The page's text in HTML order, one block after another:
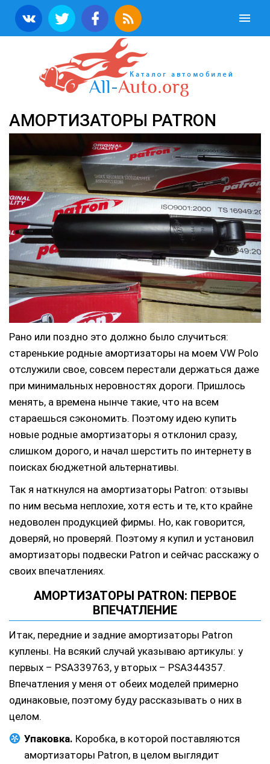
АМОРТИЗАТОРЫ PATRON
Рано или поздно это должно было случиться:
старенькие родные амортизаторы на моем VW Polo
отслужили свое, совсем перестали держаться даже
при минимальных неровностях дороги. Пришлось
менять, а времена нынче такие, что на всем
стараешься сэкономить. Поэтому идею купить
новые родные амортизаторы я отклонил сразу,
слишком дорого, и начал шерстить по интернету в
поисках бюджетной альтернативы.
Так я наткнулся на амортизаторы Patron: отзывы
по ним весьма неплохие, хотя есть и те, кто крайне
недоволен продукцией фирмы. Но, как говорится,
доверяй, но проверяй. Поэтому я купил и установил
амортизаторы подвески Patron и сейчас расскажу о
своих впечатлениях.
АМОРТИЗАТОРЫ PATRON: ПЕРВОЕ
ВПЕЧАТЛЕНИЕ
Итак, передние и задние амортизаторы Patron
куплены. На всякий случай указываю артикулы: у
первых – PSA339763, у вторых – PSA344357.
Впечатления у меня от обеих моделей примерно
одинаковые, поэтому буду рассказывать о них в
целом.
Упаковка. Коробка, в которой поставляются
амортизаторы Patron, в целом выглядит